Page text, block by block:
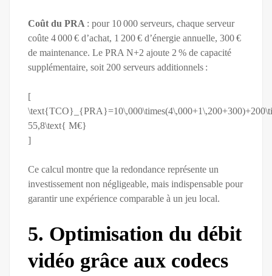
Coût du PRA : pour 10 000 serveurs, chaque serveur
coûte 4 000 € d’achat, 1 200 € d’énergie annuelle, 300 €
de maintenance. Le PRA N+2 ajoute 2 % de capacité
supplémentaire, soit 200 serveurs additionnels :
[
55,8\text{ M€}
]
Ce calcul montre que la redondance représente un
investissement non négligeable, mais indispensable pour
garantir une expérience comparable à un jeu local.
5. Optimisation du débit
vidéo grâce aux codecs